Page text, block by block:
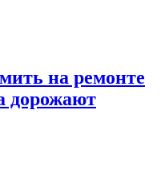
на ремонте
дорожают